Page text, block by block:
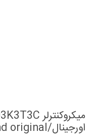
اورجینال/New and original+گارانتی